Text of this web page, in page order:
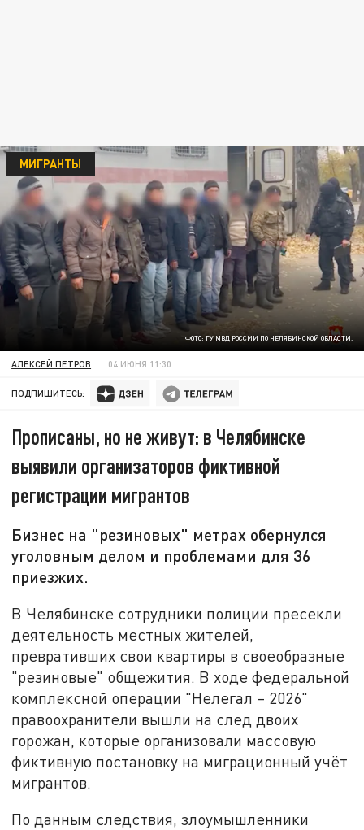
ФОТО: ГУ МВД РОССИИ ПО ЧЕЛЯБИНСКОЙ ОБЛАСТИ.
МИГРАНТЫ
АЛЕКСЕЙ ПЕТРОВ 04 ИЮНЯ 11:30
ПОДПИШИТЕСЬ:
Прописаны, но не живут: в Челябинске
выявили организаторов фиктивной
регистрации мигрантов
Бизнес на "резиновых" метрах обернулся
уголовным делом и проблемами для 36
приезжих.
В Челябинске сотрудники полиции пресекли
деятельность местных жителей,
превративших свои квартиры в своеобразные
"резиновые" общежития. В ходе федеральной
комплексной операции "Нелегал – 2026"
правоохранители вышли на след двоих
горожан, которые организовали массовую
фиктивную постановку на миграционный учёт
мигрантов.
По данным следствия, злоумышленники